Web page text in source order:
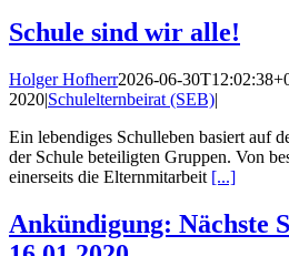
Schule sind wir alle!
Holger Hofherr2026-06-
2020|Schulelternbeirat (SEB)|
Ein lebendiges Schulleben basiert auf
der Schule beteiligten Gruppen. Von
einerseits die Elternmitarbeit [...]
Ankündigung: Nächste